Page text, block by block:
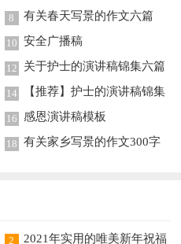
篇
8 有关春天写景的作文六篇
10 安全广播稿
12 关于护士的演讲稿锦集六篇
14
【推荐】护士的演讲稿锦集
8篇
16 感恩演讲稿模板
18 有关家乡写景的作文300字
2
2021年实用的唯美新年祝福